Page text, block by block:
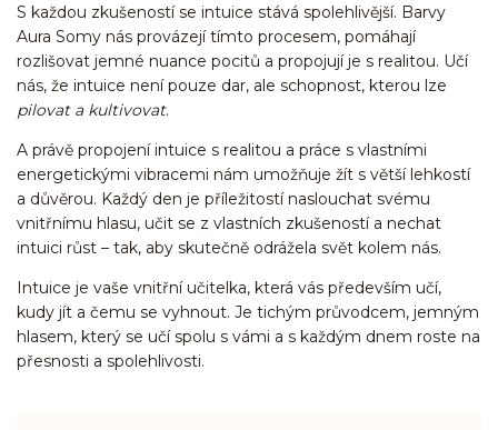
S každou zkušeností se intuice stává spolehlivější. Barvy
Aura Somy nás provázejí tímto procesem, pomáhají
rozlišovat jemné nuance pocitů a propojují je s realitou. Učí
nás, že intuice není pouze dar, ale schopnost, kterou lze
pilovat a kultivovat.
A právě propojení intuice s realitou a práce s vlastními
energetickými vibracemi nám umožňuje žít s větší lehkostí
a důvěrou. Každý den je příležitostí naslouchat svému
vnitřnímu hlasu, učit se z vlastních zkušeností a nechat
intuici růst – tak, aby skutečně odrážela svět kolem nás.
Intuice je vaše vnitřní učitelka, která vás především učí,
kudy jít a čemu se vyhnout. Je tichým průvodcem, jemným
hlasem, který se učí spolu s vámi a s každým dnem roste na
přesnosti a spolehlivosti.